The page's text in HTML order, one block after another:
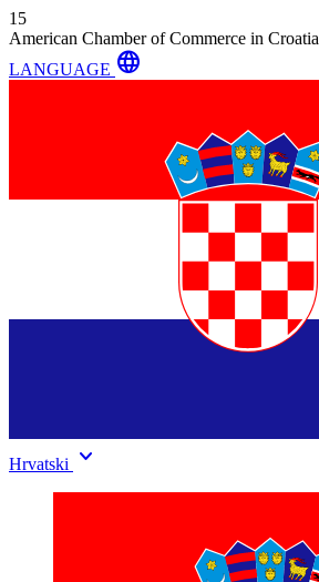
15
American Chamber of Commerce in Croatia
LANGUAGE language
Hrvatski keyboard_arrow_down